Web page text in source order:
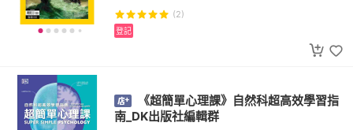
(2)
登記
《超簡單心理課》自然科超高效學習指
南_DK出版社編輯群